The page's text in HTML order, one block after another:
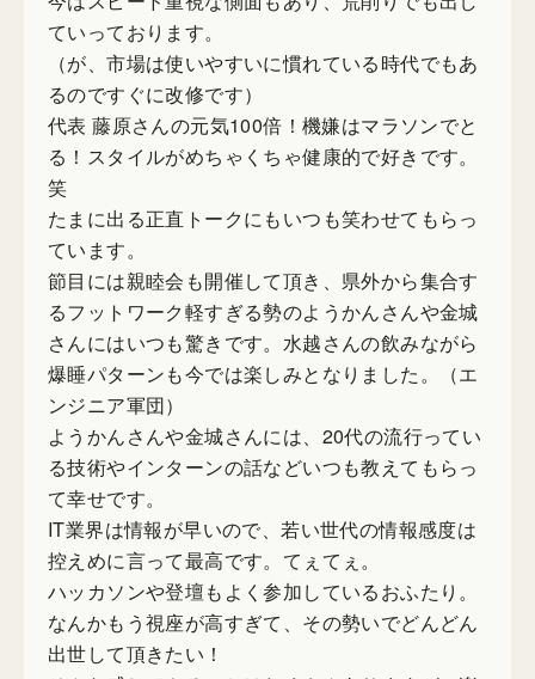
ていっております。
（が、市場は使いやすいに慣れている時代でもあ
るのですぐに改修です）
代表 藤原さんの元気100倍！機嫌はマラソンでと
る！スタイルがめちゃくちゃ健康的で好きです。
笑
たまに出る正直トークにもいつも笑わせてもらっ
ています。
節目には親睦会も開催して頂き、県外から集合す
るフットワーク軽すぎる勢のようかんさんや金城
さんにはいつも驚きです。水越さんの飲みながら
爆睡パターンも今では楽しみとなりました。（エ
ンジニア軍団）
ようかんさんや金城さんには、20代の流行ってい
る技術やインターンの話などいつも教えてもらっ
て幸せです。
IT業界は情報が早いので、若い世代の情報感度は
控えめに言って最高です。てぇてぇ。
ハッカソンや登壇もよく参加しているおふたり。
なんかもう視座が高すぎて、その勢いでどんどん
出世して頂きたい！